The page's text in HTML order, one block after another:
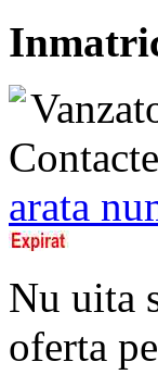
arata
Nu uita
oferta